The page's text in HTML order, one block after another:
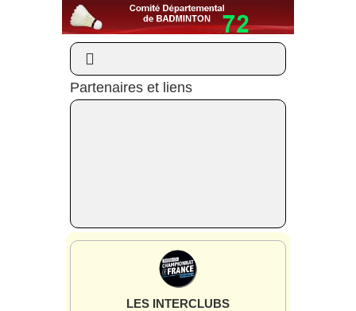
Partenaires et liens
LES INTERCLUBS